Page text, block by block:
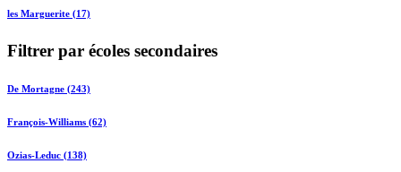
les Marguerite (17)
Filtrer par écoles secondaires
De Mortagne (243)
François-Williams (62)
Ozias-Leduc (138)